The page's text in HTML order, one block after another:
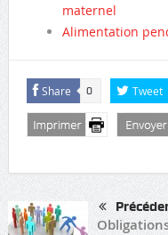
maternel
Alimentation
Share 0 Tweet